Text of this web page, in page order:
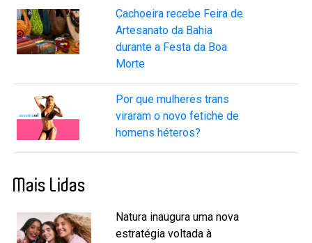
Cachoeira recebe Feira de
Artesanato da Bahia
durante a Festa da Boa
Morte
Por que mulheres trans
viraram o novo fetiche de
homens héteros?
Mais Lidas
Natura inaugura uma nova
estratégia voltada à